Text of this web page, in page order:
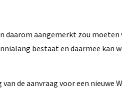
daarom aangemerkt zou moeten
bestaat en daarmee kan
de aanvraag voor een nieuwe